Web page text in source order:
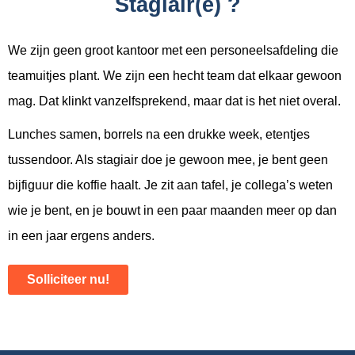
We zijn geen groot kantoor met een personeelsafdeling die
teamuitjes plant. We zijn een hecht team dat elkaar gewoon
mag. Dat klinkt vanzelfsprekend, maar dat is het niet overal.
Lunches samen, borrels na een drukke week, etentjes
tussendoor. Als stagiair doe je gewoon mee, je bent geen
bijfiguur die koffie haalt. Je zit aan tafel, je collega’s weten
wie je bent, en je bouwt in een paar maanden meer op dan
in een jaar ergens anders.
Solliciteer nu!